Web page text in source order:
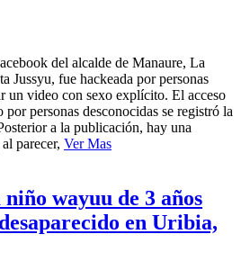
del alcalde de Manaure, La
Jussyu, fue hackeada por personas
un video con sexo explícito. El acceso
por personas desconocidas se registró la
a la publicación, hay una
parecer, Ver Mas
wayuu de 3 años
en Uribia,